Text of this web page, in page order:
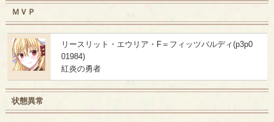
ＭＶＰ
リースリット・エウリア・F＝フィッツバルディ(p3p0
01984)
紅炎の勇者
状態異常